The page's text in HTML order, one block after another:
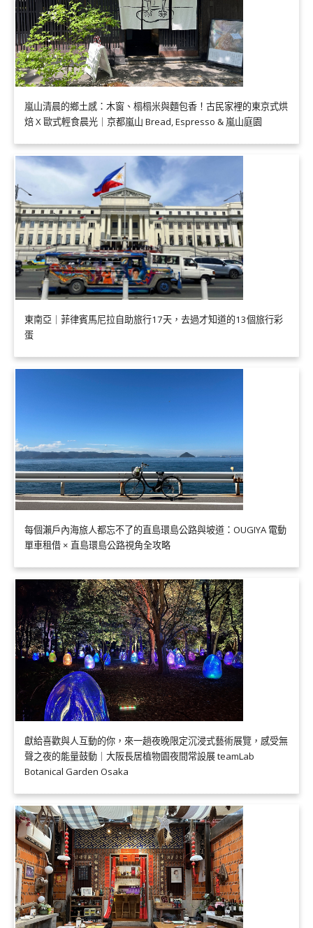
嵐山清晨的鄉土感：木窗、榻榻米與麵包香！古民家裡的東京式烘
焙 X 歐式輕食晨光｜京都嵐山 Bread, Espresso & 嵐山庭園
東南亞｜菲律賓馬尼拉自助旅行17天，去過才知道的13個旅行彩
蛋
每個瀨戶內海旅人都忘不了的直島環島公路與坡道：OUGIYA 電動
單車租借 × 直島環島公路視角全攻略
獻給喜歡與人互動的你，來一趟夜晚限定沉浸式藝術展覽，感受無
聲之夜的能量鼓動｜大阪長居植物園夜間常設展 teamLab
Botanical Garden Osaka